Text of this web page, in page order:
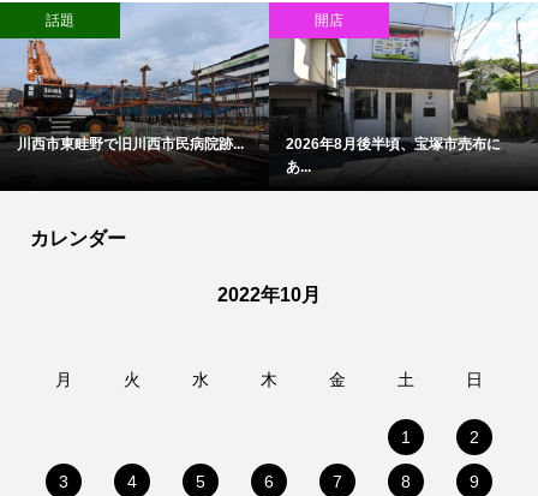
注目！かわマガ広告
川西市鼓滝のらいおん接骨院で話...
開店
8月末〜9月頃、川西市花屋敷に
7da...
カレンダー
2022年10月
月 火 水 木 金 土 日
1 2
3 4 5 6 7 8
9